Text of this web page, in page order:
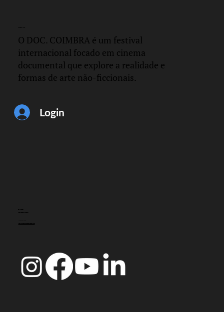
O DOC. COIMBRA é um festival
internacional focado em cinema
documental que explore a realidade e
formas de arte não-ficcionais.
Login
CONTACTO